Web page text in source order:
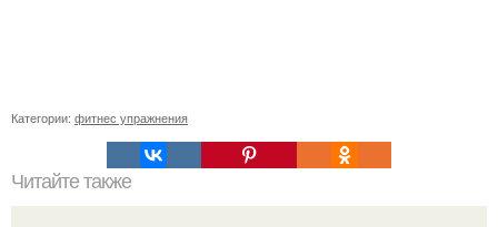
Категории: фитнес упражнения
Читайте также